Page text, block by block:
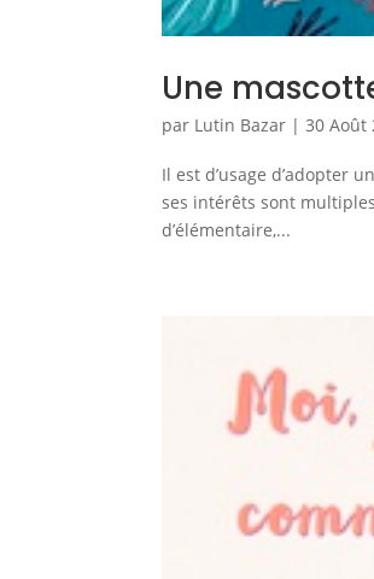
Une
par Lutin Bazar |30 Août
Il est d’usage d’adopter
ses intérêts sont
d’élémentaire,...